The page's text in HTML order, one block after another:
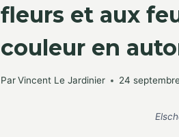
fleurs et aux
couleur en
ParVincent Le Jardinier 24